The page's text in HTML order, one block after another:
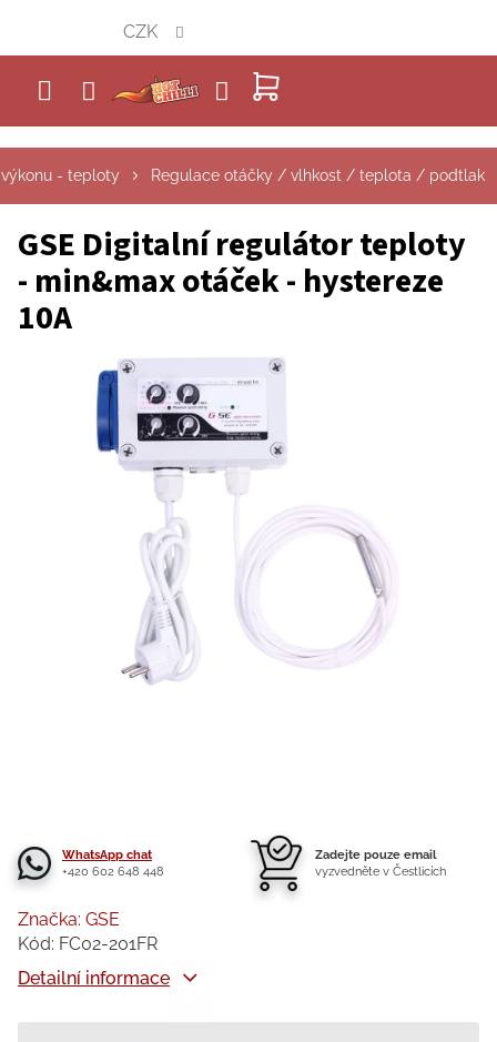
obsah
NÁKUPNÍ
KOŠÍK
CZK
- teploty Regulace otáčky / vlhkost / teplota / podtlak
GSE Digitalní regulátor teploty
- min&max otáček - hystereze
10A
WhatsApp chat
+420 602 648 448
Zadejte pouze email
vyzvedněte v Čestlicích
Detailní informace
Značka: GSE
Kód: FC02-201FR